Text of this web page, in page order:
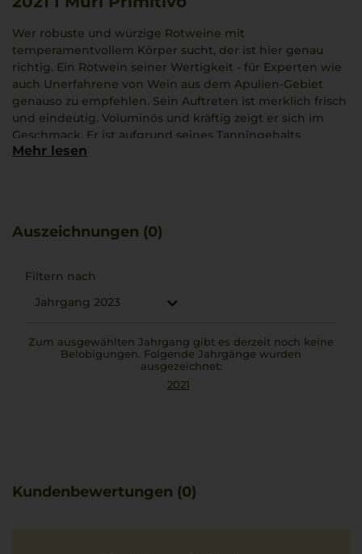
Wer robuste und würzige Rotweine mit
temperamentvollem Körper sucht, der ist hier genau
richtig. Ein Rotwein seiner Wertigkeit - für Experten wie
auch Unerfahrene von Wein aus dem Apulien-Gebiet
genauso zu empfehlen. Sein Auftreten ist merklich frisch
und eindeutig. Voluminös und kräftig zeigt er sich im
Geschmack. Er ist aufgrund seines Tanningehalts
tiefgründig und auffallend farbintensiv. Der Duft dieses
Trinktemperatur liegt bei 16 °C. Wir empfehlen, ihn mit
Mehr lesen
Auszeichnungen (0)
Filtern nach
Jahrgang 2023
Zum ausgewählten Jahrgang gibt es derzeit noch keine
Belobigungen. Folgende Jahrgänge wurden
ausgezeichnet:
2021
Kundenbewertungen (0)